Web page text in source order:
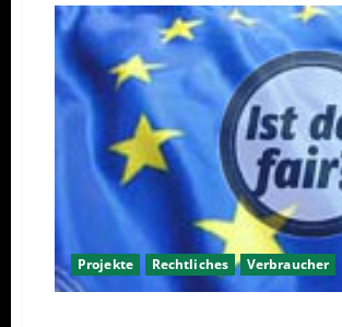
Online
–
das
neue
Nachrichten-
und
Reise-
Portal
für
Europäer
Projekte Rechtliches Verbraucher